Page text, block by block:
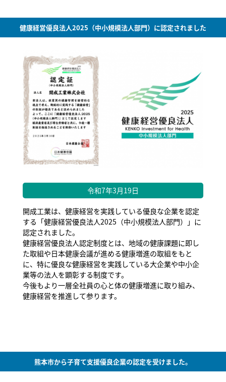
健康経営優良法人2025（中小規模法人部門）に認定されました
令和7年3月19日
開成工業は、健康経営を実践している優良な企業を認定
する「健康経営優良法人2025（中小規模法人部門）」に
認定されました。
健康経営優良法人認定制度とは、地域の健康課題に即し
た取組や日本健康会議が進める健康増進の取組をもと
に、特に優良な健康経営を実践している大企業や中小企
業等の法人を顕彰する制度です。
今後もより一層全社員の心と体の健康増進に取り組み、
健康経営を推進して参ります。
熊本市から子育て支援優良企業の認定を受けました。